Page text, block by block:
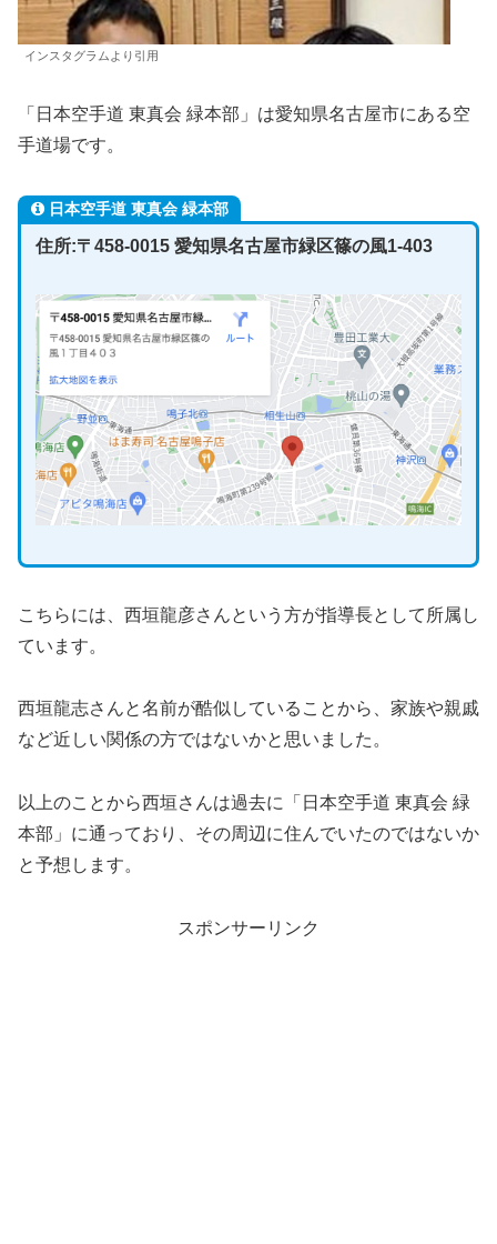
インスタグラムより引用
「日本空手道 東真会 緑本部」は愛知県名古屋市にある空
手道場です。
日本空手道 東真会 緑本部
住所:〒458-0015 愛知県名古屋市緑区篠の風1-403
こちらには、西垣龍彦さんという方が指導長として所属し
ています。
西垣龍志さんと名前が酷似していることから、家族や親戚
など近しい関係の方ではないかと思いました。
以上のことから西垣さんは過去に「日本空手道 東真会 緑
本部」に通っており、その周辺に住んでいたのではないか
と予想します。
スポンサーリンク